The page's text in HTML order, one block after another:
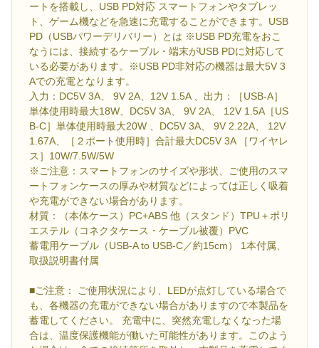
ートを搭載し、USB PD対応 スマートフォンやタブレッ
ト、ゲーム機などを急速に充電することができます。USB
PD（USBパワーデリバリー）とは ※USB PD充電をおこ
なうには、接続するケーブル・端末がUSB PDに対応して
いる必要があります。※USB PD非対応の機器は最大5V 3
Aでの充電となります。
入力：DC5V 3A、 9V 2A、12V 1.5A 、出力：［USB-A］
単体使用時最大18W、DC5V 3A、 9V 2A、 12V 1.5A［US
B-C］単体使用時最大20W 、DC5V 3A、 9V 2.22A、 12V
1.67A、［２ポート使用時］合計最大DC5V 3A ［ワイヤレ
ス］10W/7.5W/5W
※ご注意：スマートフォンのサイズや形状、ご使用のスマ
ートフォンケースの厚みや材質などによっては正しく吸着
や充電ができない場合があります。
材質：（本体ケース）PC+ABS 他（スタンド）TPU＋ポリ
エステル（コネクタケース・ケーブル被覆）PVC
蓄電用ケーブル（USB-A to USB-C／約15cm） 1本付属、
取扱説明書付属
■ご注意： ご使用状況により、LEDが点灯している場合で
も、各機器の充電ができない場合がありますので本製品を
蓄電してください。 充電中に、突然充電しなくなった場
合は、温度保護機能が働いた可能性があります。このよう